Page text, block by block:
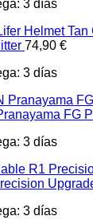
3 días
74,90 €
3 días
FG
3 días
3 días